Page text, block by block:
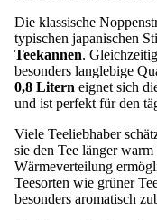
Die klassische
typischen japanischen
Teekannen.
besonders langlebige
0,8 Litern eignet sich
und ist perfekt für den
Viele Teeliebhaber
sie den Tee länger
Wärmeverteilung
Teesorten wie grüner
besonders aromatisch